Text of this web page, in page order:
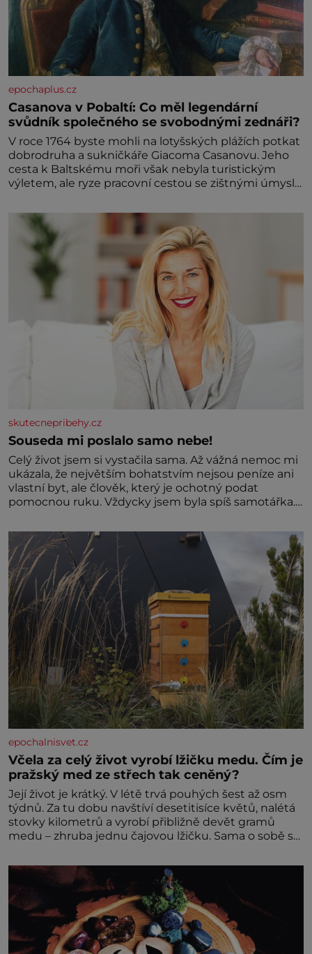
epochaplus.cz
Casanova v Pobaltí: Co měl legendární
svůdník společného se svobodnými zednáři?
V roce 1764 byste mohli na lotyšských plážích potkat
dobrodruha a sukničkáře Giacoma Casanovu. Jeho
cesta k Baltskému moři však nebyla turistickým
výletem, ale ryze pracovní cestou se zištnými úmysly.
procházel uličkami lotyšské Rigy? Casanova v Pobaltí
kontaktoval tamní zednářské lóže. Nebyl v této
oblasti žádným nováčkem, protože do zednářské
skutecnepribehy.cz
Souseda mi poslalo samo nebe!
Celý život jsem si vystačila sama. Až vážná nemoc mi
ukázala, že největším bohatstvím nejsou peníze ani
vlastní byt, ale člověk, který je ochotný podat
pomocnou ruku. Vždycky jsem byla spíš samotářka.
ani partnera. Stačily mi knihy, práce a hlavně klid.
Hned po studiích jsem odešla z rodného města,
epochalnisvet.cz
Včela za celý život vyrobí lžičku medu. Čím je
pražský med ze střech tak ceněný?
Její život je krátký. V létě trvá pouhých šest až osm
týdnů. Za tu dobu navštíví desetitisíce květů, nalétá
stovky kilometrů a vyrobí přibližně devět gramů
medu – zhruba jednu čajovou lžičku. Sama o sobě se
dalšími desítkami tisíc příslušnic svého včelstva,
vznikne jeden z nejdokonalejších organismů